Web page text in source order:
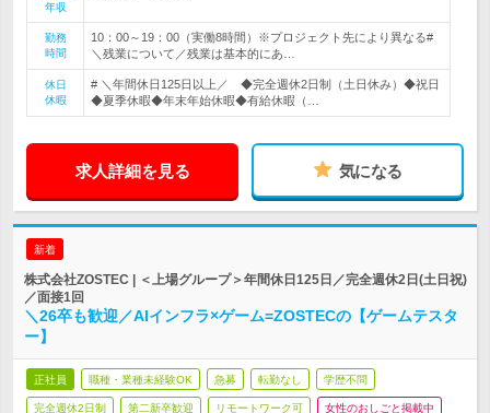
年収
勤務
時間
10：00～19：00（実働8時間）※プロジェクト先により異なる#
＼残業について／残業は基本的にあ…
休日
休暇
# ＼年間休日125日以上／ ◆完全週休2日制（土日休み）◆祝日
◆夏季休暇◆年末年始休暇◆有給休暇（…
求人詳細を見る 気になる
新着
株式会社ZOSTEC | ＜上場グループ＞年間休日125日／完全週休2日(土日祝)
／面接1回
＼26卒も歓迎／AIインフラ×ゲーム=ZOSTECの【ゲームテスタ
ー】
正社員 職種・業種未経験OK 急募 転勤なし 学歴不問
完全週休2日制 第二新卒歓迎 リモートワーク可 女性のおしごと掲載中